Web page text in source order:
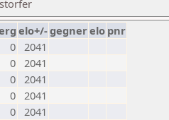
elo+/-gegnerelo pnr
0 2041
0 2041
0 2041
0 2041
0 2041